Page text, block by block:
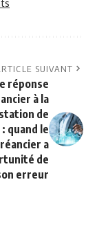
SUIVANT
réponse
à la
de
quand le
a
de
erreur